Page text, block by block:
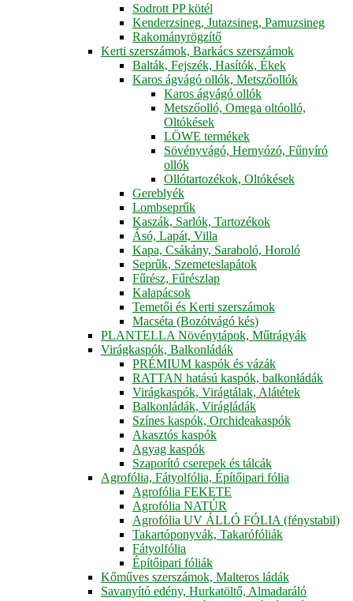
Sodrott PP kötél
Kenderzsineg, Jutazsineg, Pamuzsineg
Rakományrögzítő
Kerti szerszámok, Barkács szerszámok
Balták, Fejszék, Hasítók, Ékek
Karos ágvágó ollók, Metszőollók
Karos ágvágó ollók
Metszőolló, Omega oltóolló,
Oltókések
LÖWE termékek
Sövényvágó, Hernyózó, Fűnyíró
ollók
Ollótartozékok, Oltókések
Gereblyék
Lombseprűk
Kaszák, Sarlók, Tartozékok
Ásó, Lapát, Villa
Kapa, Csákány, Saraboló, Horoló
Seprűk, Szemeteslapátok
Fűrész, Fűrészlap
Kalapácsok
Temetői és Kerti szerszámok
Macséta (Bozótvágó kés)
PLANTELLA Növénytápok, Műtrágyák
Virágkaspók, Balkonládák
PRÉMIUM kaspók és vázák
RATTAN hatású kaspók, balkonládák
Virágkaspók, Virágtálak, Alátétek
Balkonládák, Virágládák
Színes kaspók, Orchideakaspók
Akasztós kaspók
Agyag kaspók
Szaporító cserepek és tálcák
Agrofólia, Fátyolfólia, Építőipari fólia
Agrofólia FEKETE
Agrofólia NATÚR
Agrofólia UV ÁLLÓ FÓLIA (fénystabil)
Takartóponyvák, Takarófóliák
Fátyolfólia
Építőipari fóliák
Kőműves szerszámok, Malteros ládák
Savanyító edény, Hurkatöltő, Almadaráló